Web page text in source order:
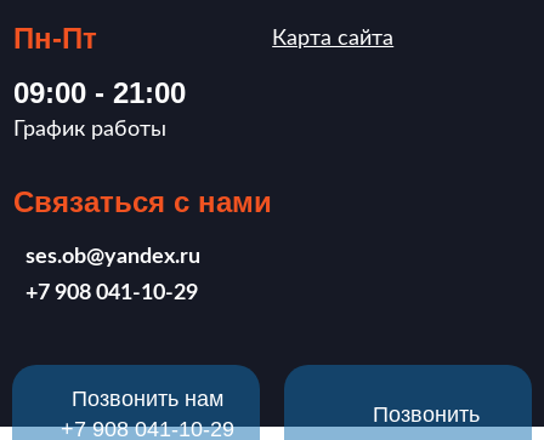
Позвонить нам
‪+7 908 041-10-29
Позвонить
Пн-Пт
09:00 - 21:00
График работы
Связаться с нами
ses.ob@yandex.ru
‪+7 908 041-10-29
Карта сайта